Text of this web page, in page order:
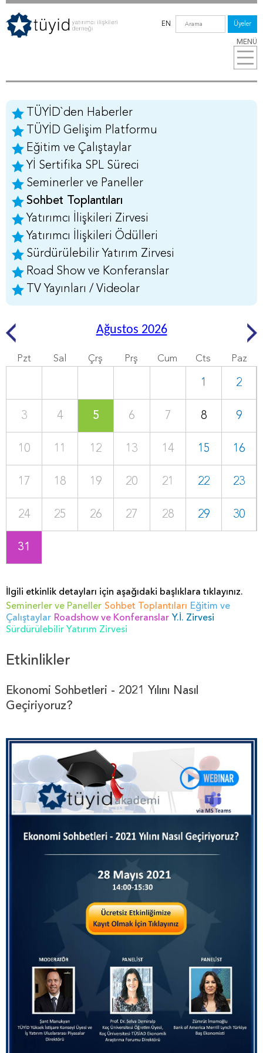
MENÜ
EN Üyeler
TÜYİD`den Haberler
TÜYİD Gelişim Platformu
Eğitim ve Çalıştaylar
Yİ Sertifika SPL Süreci
Seminerler ve Paneller
Sohbet Toplantıları
Yatırımcı İlişkileri Zirvesi
Yatırımcı İlişkileri Ödülleri
Sürdürülebilir Yatırım Zirvesi
Road Show ve Konferanslar
TV Yayınları / Videolar
Ağustos 2026
Pzt Sal Çrş Prş Cum Cts Paz
1 2
3 4 5 6 7 8 9
10 11 12 13 14 15 16
17 18 19 20 21 22 23
24 25 26 27 28 29 30
31
İlgili etkinlik detayları için aşağıdaki başlıklara tıklayınız.
Seminerler ve Paneller Sohbet Toplantıları Eğitim ve
Çalıştaylar Roadshow ve Konferanslar Y.İ. Zirvesi
Sürdürülebilir Yatırım Zirvesi
Etkinlikler
Ekonomi Sohbetleri - 2021 Yılını Nasıl
Geçiriyoruz?